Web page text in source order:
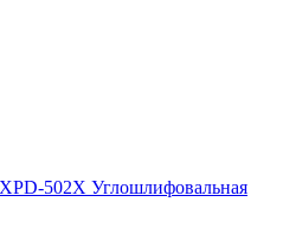
502X Углошлифовальная